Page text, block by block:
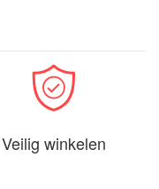
Veilig winkelen